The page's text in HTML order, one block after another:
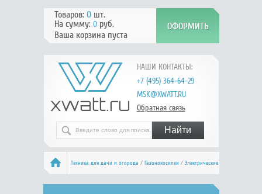
НАШИ КОНТАКТЫ:
+7 (495) 364-64-29
MSK@XWATT.RU
Обратная связь
Товаров: 0шт.
На сумму: 0руб.
Ваша корзина пуста
Техника для дачи и огорода / Газонокосилки/ Электрические
/AL-KO Comfort 40 E/ Отзывы